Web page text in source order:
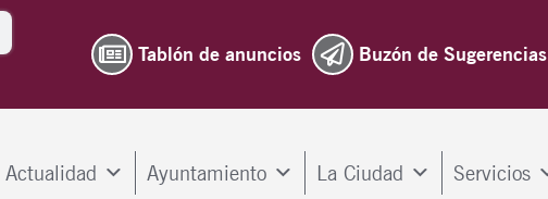
Tablón de anuncios Buzón de Sugerencias
Actualidad Ayuntamiento La Ciudad Servicios